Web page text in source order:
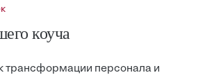
коуча
трансформации персонала и